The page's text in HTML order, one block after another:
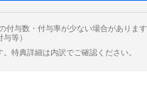
付与数・付与率が少ない場合があります
等）
特典詳細は内訳でご確認ください。